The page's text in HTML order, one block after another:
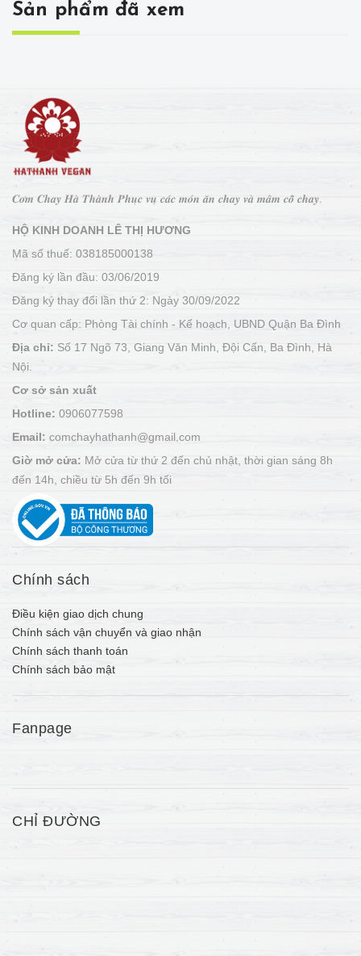
Sản phẩm đã xem
𝑪𝒐̛𝒎 𝑪𝒉𝒂𝒚 𝑯𝒂̀ 𝑻𝒉𝒂̀𝒏𝒉 𝑷𝒉𝒖̣𝒄 𝒗𝒖̣ 𝒄𝒂́𝒄 𝒎𝒐́𝒏 𝒂̆𝒏 𝒄𝒉𝒂𝒚 𝒗𝒂̀ 𝒎𝒂̂𝒎 𝒄𝒐̂̃ 𝒄𝒉𝒂𝒚.
HỘ KINH DOANH LÊ THỊ HƯƠNG
Mã số thuế: 038185000138
Đăng ký lần đầu: 03/06/2019
Đăng ký thay đổi lần thứ 2: Ngày 30/09/2022
Cơ quan cấp: Phòng Tài chính - Kế hoạch, UBND Quận Ba Đình
Địa chỉ: Số 17 Ngõ 73, Giang Văn Minh, Đội Cấn, Ba Đình, Hà
Nội.
Cơ sở sản xuất
Hotline: 0906077598
Email: comchayhathanh@gmail.com
Giờ mở cửa: Mở cửa từ thứ 2 đến chủ nhật, thời gian sáng 8h
đến 14h, chiều từ 5h đến 9h tối
Chính sách
Điều kiện giao dịch chung
Chính sách vận chuyển và giao nhận
Chính sách thanh toán
Chính sách bảo mật
Fanpage
CHỈ ĐƯỜNG